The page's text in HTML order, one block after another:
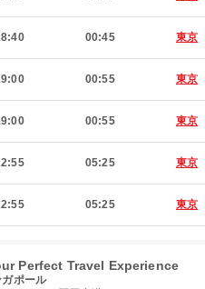
00:45 東京
00:55 東京
00:55 東京
05:25 東京
05:25 東京
Perfect Travel Experience
ポール